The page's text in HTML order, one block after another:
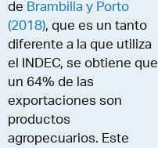
de Brambilla y Porto
(2018), que es un tanto
diferente a la que utiliza
el INDEC, se obtiene que
un 64% de las
exportaciones son
productos
agropecuarios. Este